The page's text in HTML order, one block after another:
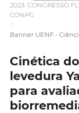
2023: CONGRESSO
CONPG
/
Banner UENF -
Cinética
levedura
para